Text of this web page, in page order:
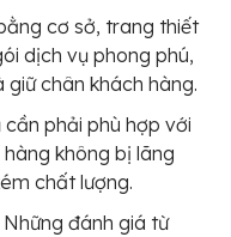
cơ sở, trang thiết
dịch vụ phong phú,
chân khách hàng.
phải phù hợp với
không bị lãng
chất lượng.
Những đánh giá từ